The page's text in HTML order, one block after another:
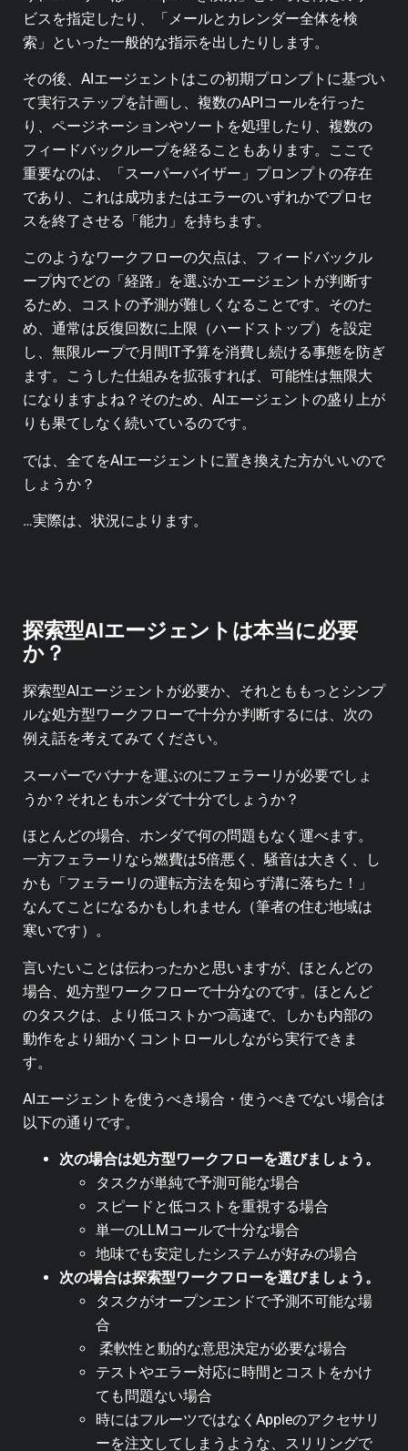
ビスを指定したり、「メールとカレンダー全体を検
索」といった一般的な指示を出したりします。
その後、AIエージェントはこの初期プロンプトに基づい
て実行ステップを計画し、複数のAPIコールを行った
り、ページネーションやソートを処理したり、複数の
フィードバックループを経ることもあります。ここで
重要なのは、「スーパーバイザー」プロンプトの存在
であり、これは成功またはエラーのいずれかでプロセ
スを終了させる「能力」を持ちます。
このようなワークフローの欠点は、フィードバックル
ープ内でどの「経路」を選ぶかエージェントが判断す
るため、コストの予測が難しくなることです。そのた
め、通常は反復回数に上限（ハードストップ）を設定
し、無限ループで月間IT予算を消費し続ける事態を防ぎ
ます。こうした仕組みを拡張すれば、可能性は無限大
になりますよね？そのため、AIエージェントの盛り上が
りも果てしなく続いているのです。
では、全てをAIエージェントに置き換えた方がいいので
しょうか？
…実際は、状況によります。
探索型AIエージェントは本当に必要
か？
探索型AIエージェントが必要か、それとももっとシンプ
ルな処方型ワークフローで十分か判断するには、次の
例え話を考えてみてください。
スーパーでバナナを運ぶのにフェラーリが必要でしょ
うか？それともホンダで十分でしょうか？
ほとんどの場合、ホンダで何の問題もなく運べます。
一方フェラーリなら燃費は5倍悪く、騒音は大きく、し
かも「フェラーリの運転方法を知らず溝に落ちた！」
なんてことになるかもしれません（筆者の住む地域は
寒いです）。
言いたいことは伝わったかと思いますが、ほとんどの
場合、処方型ワークフローで十分なのです。ほとんど
のタスクは、より低コストかつ高速で、しかも内部の
動作をより細かくコントロールしながら実行できま
す。
AIエージェントを使うべき場合・使うべきでない場合は
以下の通りです。
次の場合は処方型ワークフローを選びましょう。
タスクが単純で予測可能な場合
スピードと低コストを重視する場合
単一のLLMコールで十分な場合
地味でも安定したシステムが好みの場合
次の場合は探索型ワークフローを選びましょう。
タスクがオープンエンドで予測不可能な場
合
柔軟性と動的な意思決定が必要な場合
テストやエラー対応に時間とコストをかけ
ても問題ない場合
時にはフルーツではなくAppleのアクセサリ
ーを注文してしまうような、スリリングで